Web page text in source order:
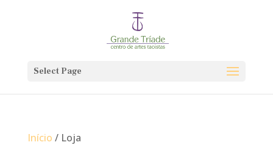
Select Page
Início / Loja